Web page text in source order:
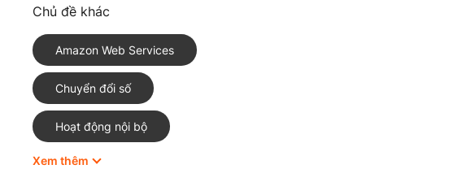
Chủ đề khác
Amazon Web Services
Chuyển đổi số
Hoạt động nội bộ
HubSpot
Xem thêm